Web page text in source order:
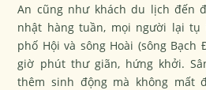
An cũng như khách du lịch đến
nhật hàng tuần, mọi người lại tụ
phố Hội và sông Hoài (sông
giờ phút thư giãn, hứng khởi.
thêm sinh động mà không mất